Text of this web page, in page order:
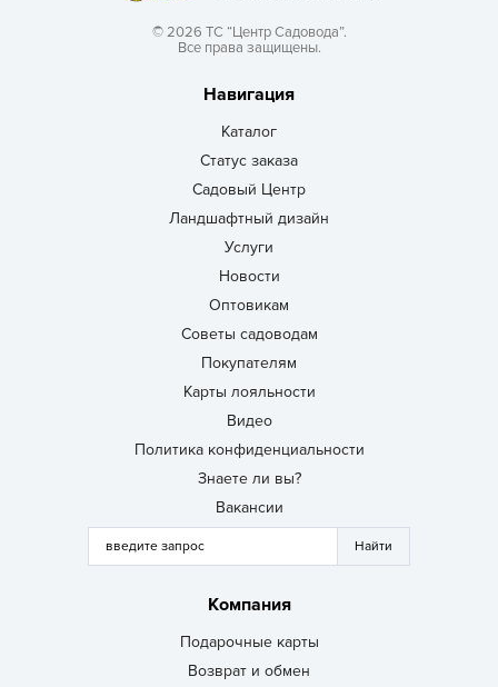
© 2026 ТС “Центр Садовода”.
Все права защищены.
Навигация
Каталог
Статус заказа
Садовый Центр
Ландшафтный дизайн
Услуги
Новости
Оптовикам
Советы садоводам
Покупателям
Карты лояльности
Видео
Политика конфиденциальности
Знаете ли вы?
Вакансии
Компания
Подарочные карты
Возврат и обмен